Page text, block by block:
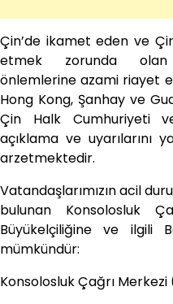
Çin’de ikamet eden ve
etmek zorunda olan
önlemlerine azami riayet
Hong Kong, Şanhay ve
Çin Halk Cumhuriyeti
açıklama ve uyarılarını
arzetmektedir.
Vatandaşlarımızın acil
bulunan Konsolosluk
Büyükelçiliğine ve ilgili
mümkündür:
Konsolosluk Çağrı Merkezi